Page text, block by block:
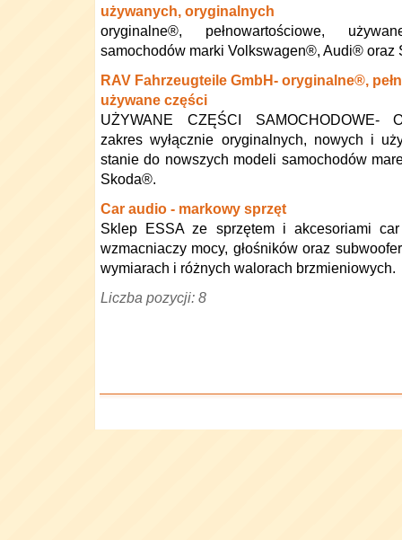
używanych, oryginalnych
oryginalne®, pełnowartościowe,
samochodów marki Volkswagen®, Audi® oraz
RAV Fahrzeugteile GmbH- oryginalne®,
używane części
UŻYWANE CZĘŚCI SAMOCHODOWE-
zakres wyłącznie oryginalnych, nowych i
stanie do nowszych modeli samochodów
Skoda®.
Car audio - markowy sprzęt
Sklep ESSA ze sprzętem i akcesoriami
wzmacniaczy mocy, głośników oraz
wymiarach i różnych walorach brzmieniowych.
Liczba pozycji: 8